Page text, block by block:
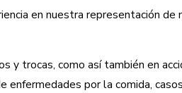
en nuestra representación
y trocas, como así también en
por la comida,